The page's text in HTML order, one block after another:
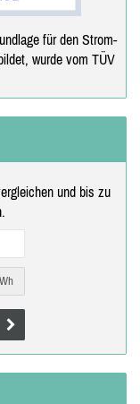
für den Strom-
wurde vom TÜV
und bis zu